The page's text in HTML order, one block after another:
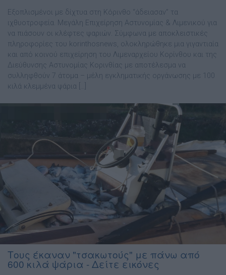
Εξοπλισμένοι με δίχτυα στη Κόρινθο “άδειασαν” τα
ιχθυοτροφεία. Μεγάλη Επιχείρηση Αστυνομίας & Λιμενικού για
να πιάσουν οι κλέφτες ψαριών. Σύμφωνα με αποκλειστικές
πληροφορίες του korinthosnews, ολοκληρώθηκε μια γιγαντιαία
και από κοινού επιχείρηση του Λιμεναρχείου Κορίνθου και της
Διεύθυνσης Αστυνομίας Κορινθίας με αποτέλεσμα να
συλληφθούν 7 άτομα – μέλη εγκληματικής οργάνωσης με 100
κιλά κλεμμένα ψάρια […]
Τους έκαναν "τσακωτούς" με πάνω από
600 κιλά ψάρια - Δείτε εικόνες